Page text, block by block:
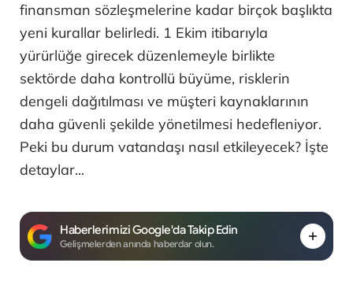
finansman sözleşmelerine kadar birçok başlıkta
yeni kurallar belirledi. 1 Ekim itibarıyla
yürürlüğe girecek düzenlemeyle birlikte
sektörde daha kontrollü büyüme, risklerin
dengeli dağıtılması ve müşteri kaynaklarının
daha güvenli şekilde yönetilmesi hedefleniyor.
Peki bu durum vatandaşı nasıl etkileyecek? İşte
detaylar...
Haberlerimizi Google'da Takip Edin
Gelişmelerden anında haberdar olun.